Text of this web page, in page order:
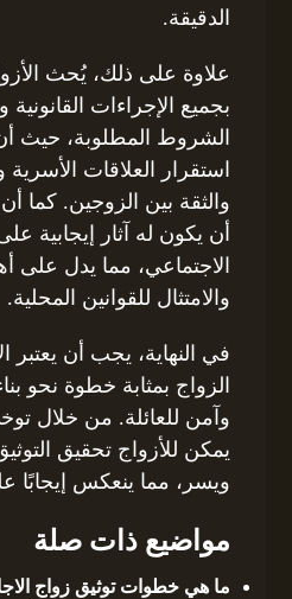
الدقيقة.
علاوة على ذلك، يُحث
بجميع الإجراءات القانونية
الشروط المطلوبة، حيث
استقرار العلاقات
والثقة بين الزوجين. كما
أن يكون له آثار إيجابية
الاجتماعي، مما يدل على
والامتثال للقوانين المحلية.
في النهاية، يجب أن يعتبر
الزواج بمثابة خطوة نحو
وآمن للعائلة. من خلال
يمكن للأزواج تحقيق
ويسر، مما ينعكس إيجابًا
مواضيع ذات صلة
ما هي خطوات توثيق زواج